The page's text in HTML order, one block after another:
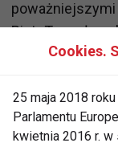
Piotr
terapeuta
Podstawą
dobierane
Cookies.
25 maja 2018
Parlamentu
kwietnia 2016 r.